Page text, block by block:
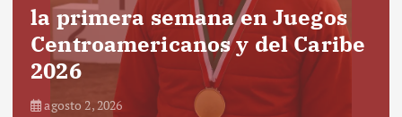
la primera semana en Juegos
Centroamericanos y del Caribe
2026
agosto 2, 2026